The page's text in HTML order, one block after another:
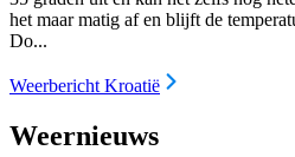
het maar matig af en blijft de
Do...
Weerbericht Kroatië
Weernieuws